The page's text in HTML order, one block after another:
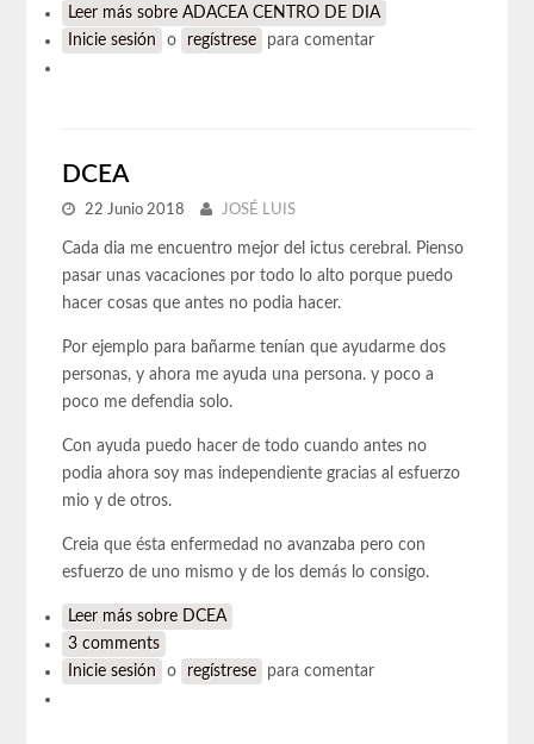
Leer más sobre ADACEA CENTRO DE DIA
Inicie sesión
o regístrese para comentar
DCEA
22 Junio 2018 JOSÉ LUIS
Cada dia me encuentro mejor del ictus cerebral. Pienso
pasar unas vacaciones por todo lo alto porque puedo
hacer cosas que antes no podia hacer.
Por ejemplo para bañarme tenían que ayudarme dos
personas, y ahora me ayuda una persona. y poco a
poco me defendia solo.
Con ayuda puedo hacer de todo cuando antes no
podia ahora soy mas independiente gracias al esfuerzo
mio y de otros.
Creia que ésta enfermedad no avanzaba pero con
esfuerzo de uno mismo y de los demás lo consigo.
Leer más sobre DCEA
3 comments
Inicie sesión
o regístrese para comentar